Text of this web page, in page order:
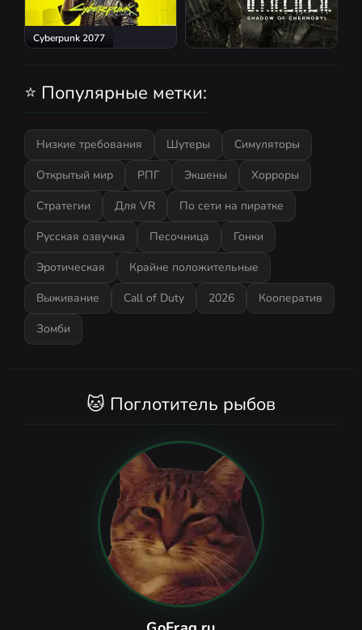
Cyberpunk 2077
⭐ Популярные метки:
Низкие требования Шутеры
Симуляторы
Открытый мир
РПГ Экшены
Хорроры
Стратегии
Для VR
По сети на пиратке
Русская озвучка
Песочница
Гонки
Эротическая
Крайне положительные
Выживание
Call of Duty 2026
Кооператив
Зомби
🐱 Поглотитель рыбов